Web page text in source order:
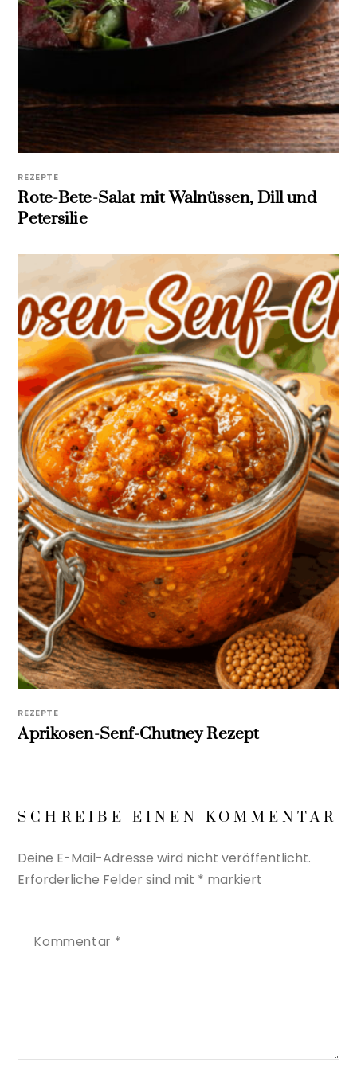
REZEPTE
Rote-Bete-Salat mit Walnüssen, Dill und
Petersilie
REZEPTE
Aprikosen-Senf-Chutney Rezept
SCHREIBE EINEN KOMMENTAR
Deine E-Mail-Adresse wird nicht veröffentlicht.
Erforderliche Felder sind mit * markiert
Kommentar *